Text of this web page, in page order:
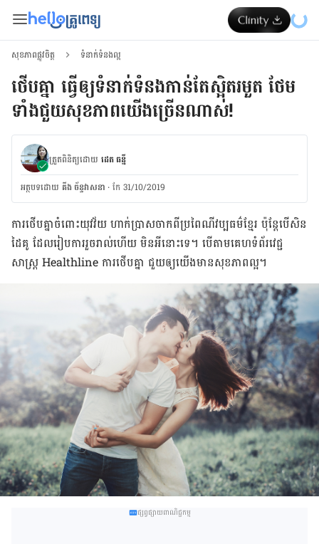
សុខភាពផ្លូវចិត្ត ទំនាក់ទំនងល្អ
ថើបគ្នា ធ្វើឲ្យទំនាក់ទំនងកាន់តែស្អិតរមួត ថែម
ទាំងជួយសុខភាពយើងច្រើនណាស់!
ត្រួតពិនិត្យដោយ ដេត ធន្នី
អត្ថបទ​ដោយ គីង ច័ន្ទវាសនា​ · កែ 31/10/2019
ការថើបគ្នា​ចំពោះ​យុវវ័យ ហាក់ប្រាសចាកពីប្រពៃណីវប្បធម៌ខ្មែរ ប៉ុន្ដែបើសិន​
ដៃគូ ដែលរៀបការ​រួចរាល់​ហើយ មិនអី​នោះទេ។ បើតាម​គេហទំព័រ​វេជ្ជ
សាស្ត្រ Healthline ការថើបគ្នា ជួយ​ឲ្យ​យើង​មាន​សុខភាព​ល្អ។
ផ្សព្វផ្សាយពាណិជ្ជកម្ម